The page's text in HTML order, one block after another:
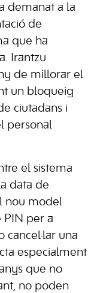
demanat a la
de
que ha
Irantzu
de millorar el
un bloqueig
ciutadans i
personal
el sistema
data de
nou model
PIN per a
cancel·lar una
especialment
que no
no poden